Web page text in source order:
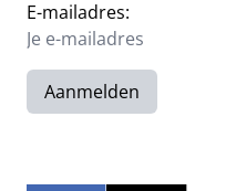
E-mailadres:
Aanmelden